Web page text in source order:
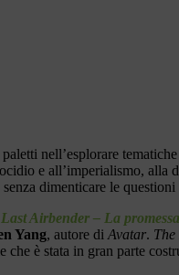
nell’esplorare
e all’imperialismo, alla
dimenticare le
Airbender – La promessa
Yang, autore di Avatar.
che è stata in gran parte